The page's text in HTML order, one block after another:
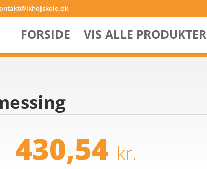
FORSIDE VIS ALLE PRODUKTER
430,54 kr.